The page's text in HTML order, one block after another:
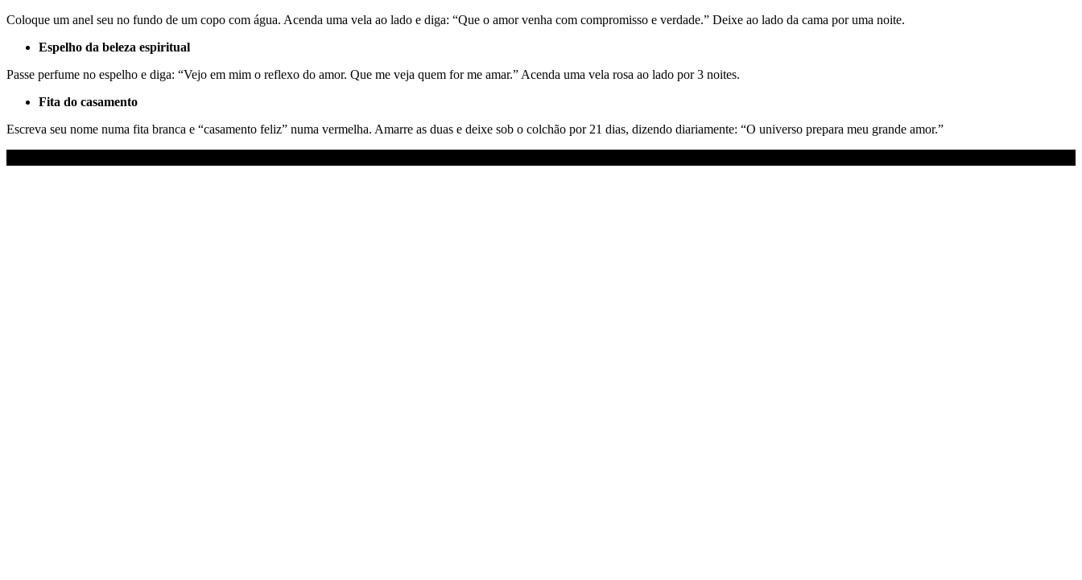
Coloque um anel seu no fundo de um copo com água. Acenda uma vela ao lado e diga: “Que o amor venha com compromisso e verdade.” Deixe ao lado da cama por uma noite.
Espelho da beleza espiritual
Passe perfume no espelho e diga: “Vejo em mim o reflexo do amor. Que me veja quem for me amar.” Acenda uma vela rosa ao lado por 3 noites.
Fita do casamento
Escreva seu nome numa fita branca e “casamento feliz” numa vermelha. Amarre as duas e deixe sob o colchão por 21 dias, dizendo diariamente: “O universo prepara meu grande amor.”